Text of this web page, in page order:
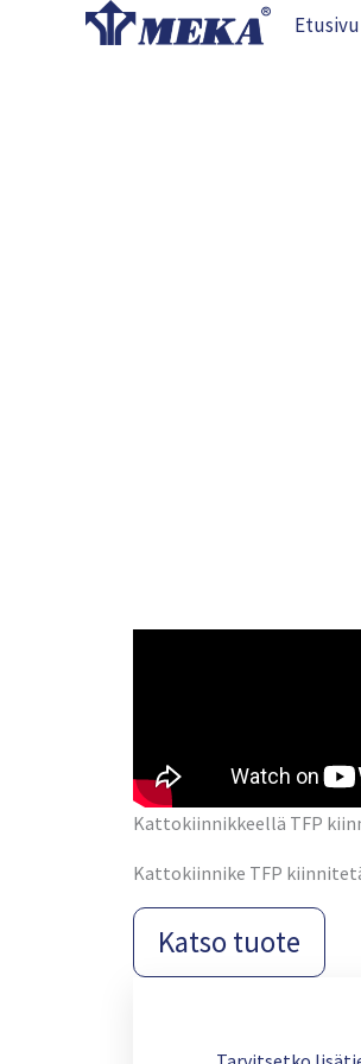
Etusivu
Kattokiinnikkeellä TFP
Kattokiinnike TFP
Katso tuote